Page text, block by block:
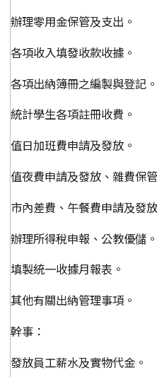
辦理零用金保管及支出。
各項收入填發收款收據。
各項出納簿冊之編製與登記。
統計學生各項註冊收費。
值日加班費申請及發放。
值夜費申請及發放、雜費保
市內差費、午餐費申請及發
辦理所得稅申報、公教優儲。
填製統一收據月報表。
其他有關出納管理事項。
幹事：
發放員工薪水及實物代金。